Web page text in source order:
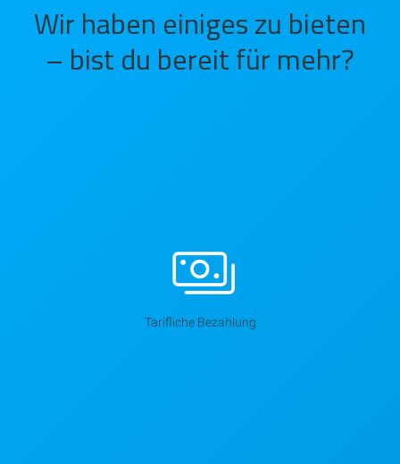
Wir haben einiges zu bieten
– bist du bereit für mehr?
Tarifliche Bezahlung